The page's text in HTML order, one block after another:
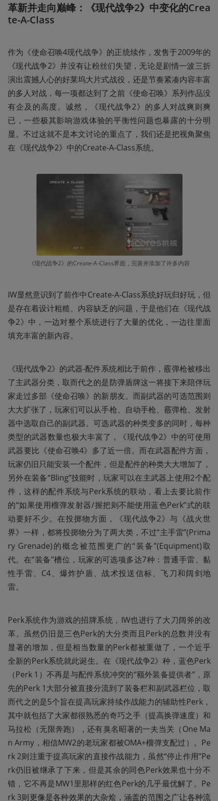
革新并走向巅峰：《现代战争2》中变化的Crea
te-A-Class
作为《使命召唤4现代战争》的正统续作，发售于2009年的
《现代战争2》并没有让粉丝们失望，无论是剧情一波三折
演出震撼人心的好莱坞大片式战役，还是节奏紧凑内容丰富
的多人对战，每一项都达到了之前《使命召唤》系列作品没
有企及的高度。诚然，《现代战争2》的多人对战爽则爽
已，一些极其影响游戏体验的平衡性问题也暴露的十分明
显。不过这就不是本文讨论的重点了，我们还是把视角聚焦
在《现代战争2》中的Create-A-Class系统。
《现代战争2》的Create-A-Class界面，完善并添加了许多内容
IW显然意识到了前作中Create-A-Class系统好玩归好玩，但
是存在着设计粗糙、内容缺乏的问题，于是他们在《现代战
争2》中，一边对整个系统进行了大量的优化，一边往里面
填充丰富的新内容。
《现代战争2》的武器-配件系统相比于前作，霰弹枪被移出
了主武器分类，取而代之的是防弹盾牌这一将接下来陪伴玩
家走过多部《使命召唤》的新朋友。而副武器的可选范围则
大大扩张了，玩家们可以从手枪、自动手枪、霰弹枪、发射
器中选取自己的副武器。可选武器的种类变多的同时，每种
类型的武器数量也极大丰富了，《现代战争2》中的可使用
武器要比《使命召唤4》多了近一倍。而在武器配件方面，
玩家仍旧只能安装一个配件，但是配件的种类大大增加了，
另外在装备“Bling”技能时，玩家可以在主武器上使用2个配
件，这样的配件系统与Perk系统的联动，看上去要比前作
的“如果使用榴弹发射器/握把则不能使用蓝色Perk”式的联
动要好不少。在投掷物方面，《现代战争2》与《战火世
界》一样，都将投掷物分为了两大类，不过“主手雷”(Prima
ry Grenade)的概念被范围更广的“装备”(Equipment)取
代。在“装备”槽位，玩家的可选项多达7种：普通手雷、黏
性手雷、C4、爆炸护盾、战术投送信标、飞刀和阔剑地
雷。
Perk系统作为游戏的招牌系统，IW也进行了大刀阔斧的改
革。虽然仍旧是三色Perk的大分类而且Perk的总数并没有
显著的增加，但是相当数量的Perk都被重做了，一个近乎
全新的Perk系统就此诞生。在《现代战争2》种，蓝色Perk
（Perk 1）不再是与配件系统冲突的“额外装备提供者”，原
先的Perk 1大部分被直接分流到了装备栏和副武器栏位，取
而代之的是5个旨在提高玩家持续作战能力的辅助性Perk，
其中就包括了大家都很熟悉的奇巧之手（提高换弹速度）和
马拉松（无限奔跑），还有臭名昭著的一夫当关（One Ma
n Army，相信MW2的老玩家都被OMA+榴弹支配过）。Pe
rk 2则注重于提高玩家的直接作战能力，虽然“停止作用”Pe
rk仍旧被继承了下来，但是其余的同色Perk效果也十分不
错，它不再是MW1里那样的红色Perk的几乎最优解了。Pe
rk 3则更像是各种效果的大杂烩，涵盖的范围之广让各种流